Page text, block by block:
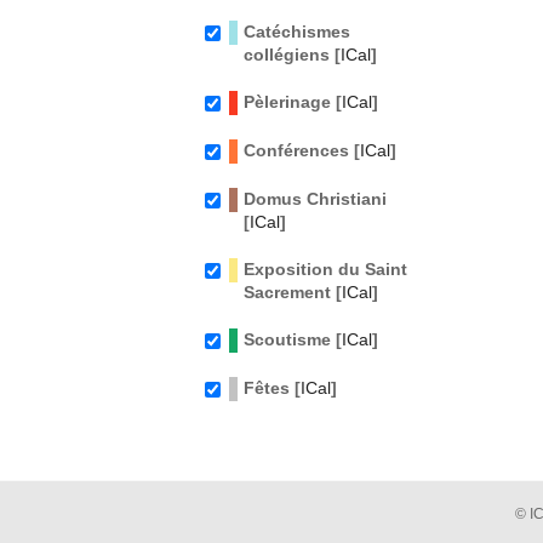
Catéchismes
collégiens [ ICal]
Pèlerinage [ ICal]
Conférences [ ICal]
Domus Christiani
[ ICal]
Exposition du Saint
Sacrement [ ICal]
Scoutisme [ ICal]
Fêtes [ ICal]
©